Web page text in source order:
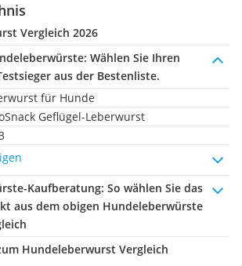
Vergleich 2026
Wählen Sie Ihren
aus der Bestenliste.
für Hunde
Geflügel-Leberwurst
Kaufberatung: So wählen Sie das
aus dem obigen Hundeleberwürste
Hundeleberwurst Vergleich